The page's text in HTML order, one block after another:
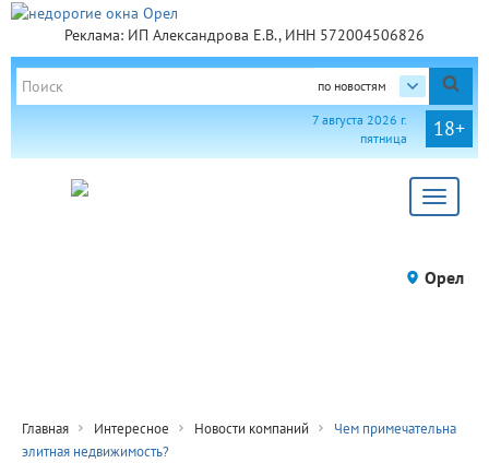
Реклама: ИП Александрова Е.В., ИНН 572004506826
по новостям
18+
7 августа 2026 г.
пятница
Toggle
Орел
Главная Интересное Новости компаний
Чем примечательна
элитная недвижимость?